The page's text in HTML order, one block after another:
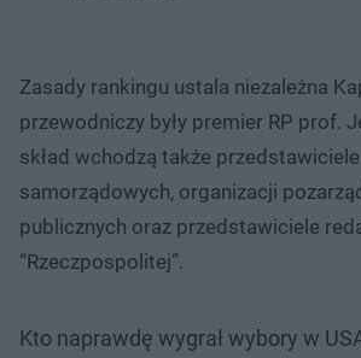
Zasady rankingu ustala niezależna
przewodniczy były premier RP prof.
skład wchodzą także
samorządowych, organizacji
publicznych oraz przedstawiciele
“Rzeczpospolitej”.
Kto naprawdę wygrał wybory w